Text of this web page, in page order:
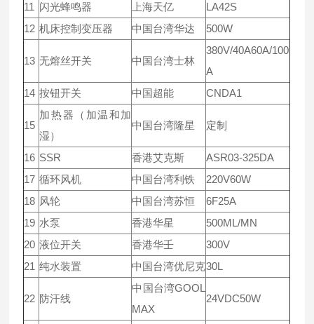
11 闪光蜂鸣器 上海天亿
LA42S
12 机床控制变压器 中国台湾华达 500W
13 无熔丝开关 中国台湾士林
380V/40A60A/100
A
14 按钮开关 中国超能 CNDA1
15
加热器（加温和加
湿）
中国台湾隆星 定制
16 SSR 香港艾克斯
ASR03-325DA
17 循环风机 中国台湾利铁
220V60W
18 风轮 中国台湾苏恒
6F25A
19 水泵 香港华星
500ML/MN
20 液位开关 香港华壬
300V
21 纯水装置 中国台湾优尼克30L
22 防汗线
中国台湾GOOL
MAX
24VDC50W